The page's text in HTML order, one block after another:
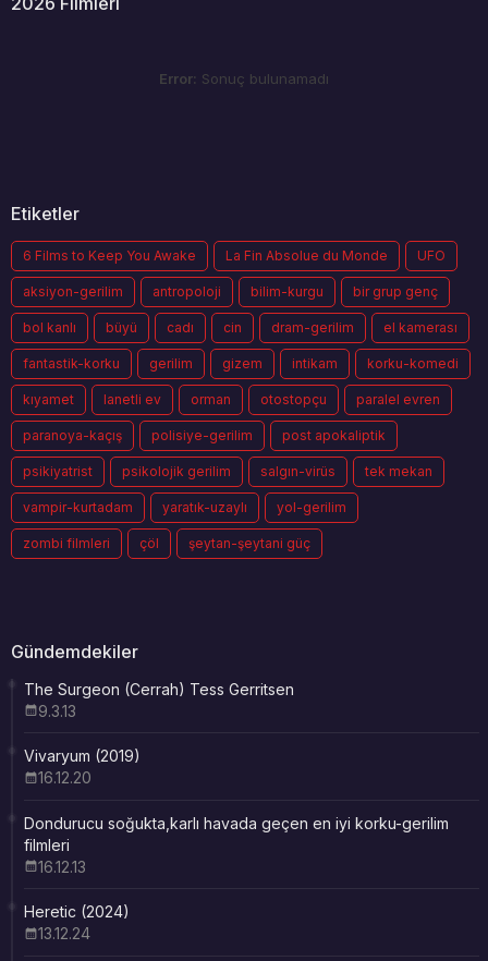
Error: Sonuç bulunamadı
Etiketler
6 Films to Keep You Awake La Fin Absolue du Monde UFO
aksiyon-gerilim antropoloji bilim-kurgu bir grup genç
bol kanlı büyü cadı cin dram-gerilim el kamerası
fantastik-korku gerilim gizem intikam korku-komedi
kıyamet lanetli ev orman otostopçu paralel evren
paranoya-kaçış polisiye-gerilim post apokaliptik
psikiyatrist psikolojik gerilim salgın-virüs tek mekan
vampir-kurtadam yaratık-uzaylı yol-gerilim
zombi filmleri çöl şeytan-şeytani güç
Gündemdekiler
The Surgeon (Cerrah) Tess Gerritsen
9.3.13
Vivaryum (2019)
16.12.20
Dondurucu soğukta,karlı havada geçen en iyi korku-gerilim
filmleri
16.12.13
Heretic (2024)
13.12.24